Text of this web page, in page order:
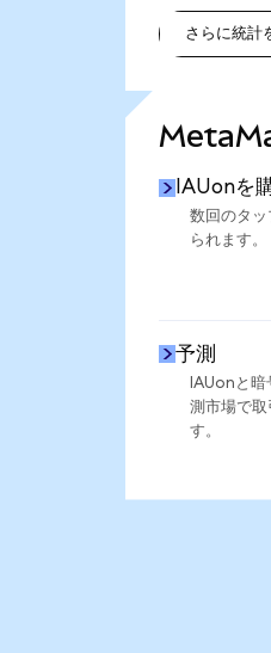
さらに統計
IAUonを
数回のタッ
られます。
予測
IAUonと暗
測市場で取
す。